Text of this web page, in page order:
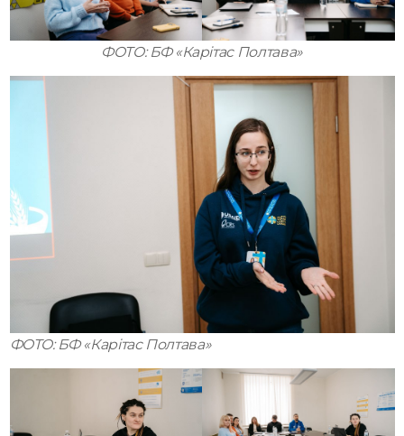
ФОТО: БФ «Карітас Полтава»
ФОТО: БФ «Карітас Полтава»